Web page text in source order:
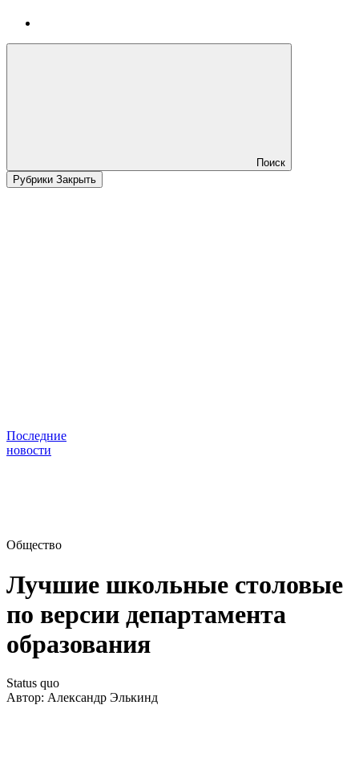
Поиск
Рубрики Закрыть
Последние
новости
Общество
Лучшие школьные столовые
по версии департамента
образования
Status quo
Автор: Александр Элькинд